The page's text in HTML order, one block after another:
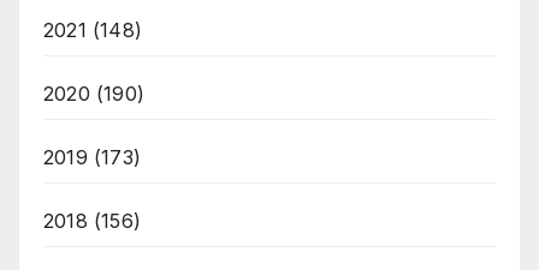
2021 (148)
2020 (190)
2019 (173)
2018 (156)